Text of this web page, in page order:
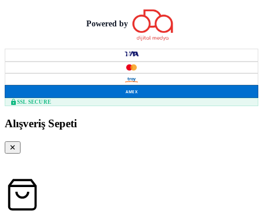
Powered by
troy
AMEX
SSL SECURE
Alışveriş Sepeti
✕